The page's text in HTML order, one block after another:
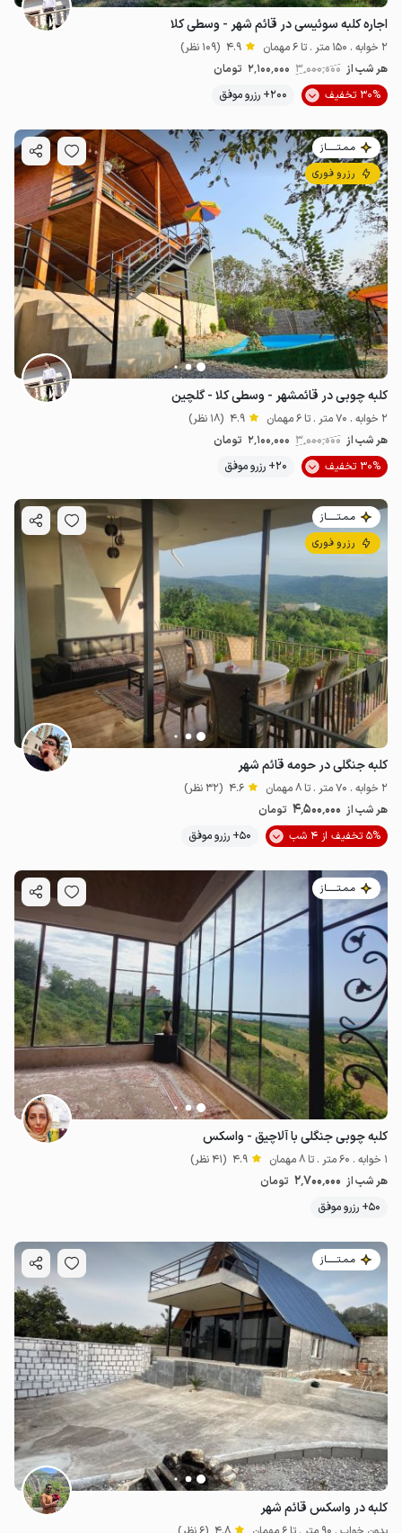
اجاره کلبه سوئیسی در قائم شهر - وسطی کلا
2 خوابه . 150 متر . تا 6 مهمان 4.9 (109 نظر)
هر شب از 3٬000٬000 2٬100٬000 تومان
30% تخفیف
200+ رزرو موفق
مـمـتــــــاز
رزرو فوری
کلبه چوبی در قائمشهر - وسطی کلا - گلچین
2 خوابه . 70 متر . تا 6 مهمان 4.9 (18 نظر)
هر شب از 3٬000٬000 2٬100٬000 تومان
30% تخفیف
20+ رزرو موفق
مـمـتــــــاز
رزرو فوری
کلبه جنگلی در حومه قائم شهر
2 خوابه . 70 متر . تا 8 مهمان 4.6 (32 نظر)
هر شب از 4٬500٬000 تومان
5% تخفیف از 4 شب
50+ رزرو موفق
مـمـتــــــاز
کلبه چوبی جنگلی با آلاچیق - واسکس
1 خوابه . 60 متر . تا 8 مهمان 4.9 (41 نظر)
هر شب از 2٬700٬000 تومان
50+ رزرو موفق
مـمـتــــــاز
کلبه در واسکس قائم شهر